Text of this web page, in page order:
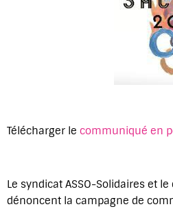
Télécharger le communiqué en
Le syndicat ASSO-Solidaires et
dénoncent la campagne de